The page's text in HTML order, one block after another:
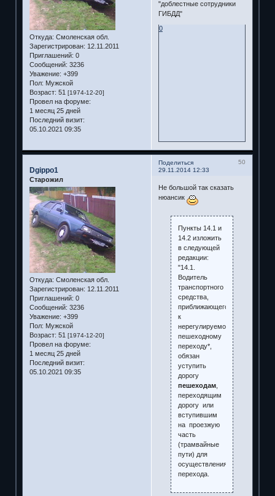
Откуда: Смоленская обл.
Зарегистрирован: 12.11.2011
Приглашений: 0
Сообщений: 3236
Уважение: +399
Пол: Мужской
Возраст: 51 [1974-12-20]
Провел на форуме:
1 месяц 25 дней
Последний визит:
05.10.2021 09:35
"доблестные сотрудники
ГИБДД"
0
Поделиться
50
29.11.2014 12:33
Dgippo1
Старожил
Откуда: Смоленская обл.
Зарегистрирован: 12.11.2011
Приглашений: 0
Сообщений: 3236
Уважение: +399
Пол: Мужской
Возраст: 51 [1974-12-20]
Провел на форуме:
1 месяц 25 дней
Последний визит:
05.10.2021 09:35
Не большой так сказать
нюансик
Пункты 14.1 и
14.2 изложить
в следующей
редакции:
"14.1.
Водитель
транспортного
средства,
приближающегося
к
нерегулируемому
пешеходному
переходу*,
обязан
уступить
дорогу
пешеходам,
переходящим
дорогу или
вступившим
на проезжую
часть
(трамвайные
пути) для
осуществления
перехода.